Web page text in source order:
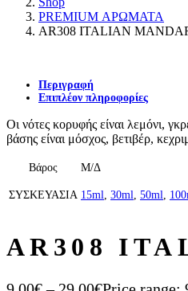
PREMIUM ΑΡΩΜΑΤΑ
AR308 ITALIAN
Περιγραφή
Επιπλέον πληροφορίες
Οι νότες κορυφής είναι λεμόνι,
βάσης είναι μόσχος, βετιβέρ,
Βάρος Μ/Δ
ΣΥΣΚΕΥΑΣΙΑ 15ml, 30ml, 50ml,
AR308